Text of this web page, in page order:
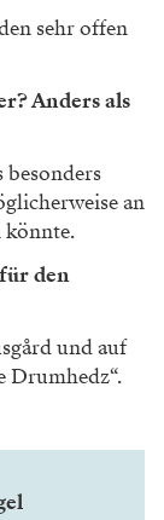
sehr offen
Anders als
an
könnte.
den
und auf
Drumhedz“.